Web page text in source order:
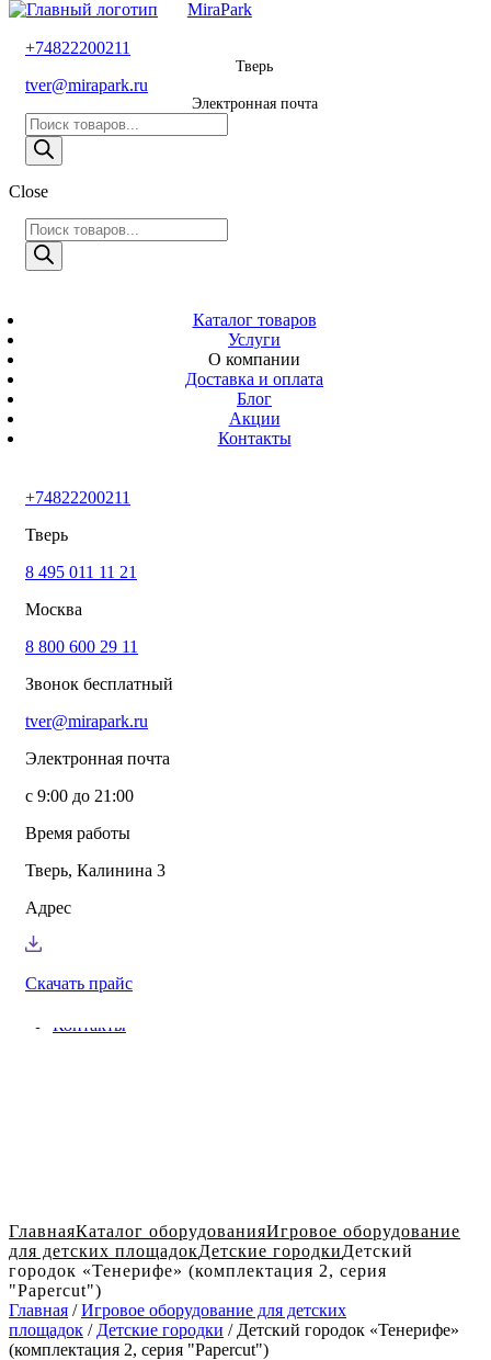
MiraPark
бесплатный
+74822200211
Электронная
Время работы
Тверь,
Калинина 3
+74822200211 info@mirapark.ru
Каталог товаров
Игровое оборудование для детских площадок
Оборудование для площадок для выгула собак
Спортивное оборудование для улицы
Малые архитектурные формы под заказ
Услуги
Озеленение благоустройство
Монтаж детских площадок
Резиновые покрытия для площадок
Установка МАФ
Доставка и оплата в Твери
Контакты
MiraPark
+74822200211
Тверь
tver@mirapark.ru
Электронная почта
Поиск
товаров
Close
Поиск
товаров
Каталог товаров
Услуги
О компании
Доставка и оплата
Блог
Акции
Контакты
+74822200211
Тверь
8 495 011 11 21
Москва
8 800 600 29 11
Звонок бесплатный
tver@mirapark.ru
Электронная почта
с 9:00 до 21:00
Время работы
Тверь, Калинина 3
Адрес
Скачать прайс
ГлавнаяКаталог оборудованияИгровое оборудование
для детских площадокДетские городкиДетский
городок «Тенерифе» (комплектация 2, серия
"Papercut")
Главная /Игровое оборудование для детских
площадок / Детские городки / Детский городок «Тенерифе»
(комплектация 2, серия "Papercut")